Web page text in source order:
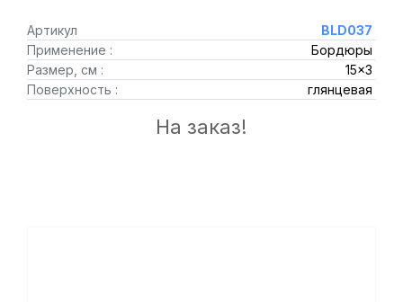
Артикул
BLD037
Применение :
Бордюры
Размер, см :
15x3
Поверхность :
глянцевая
На заказ!